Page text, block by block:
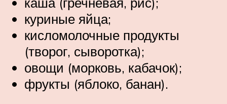
куриные яйца;
кисломолочные продукты
(творог, сыворотка);
овощи (морковь, кабачок);
фрукты (яблоко, банан).